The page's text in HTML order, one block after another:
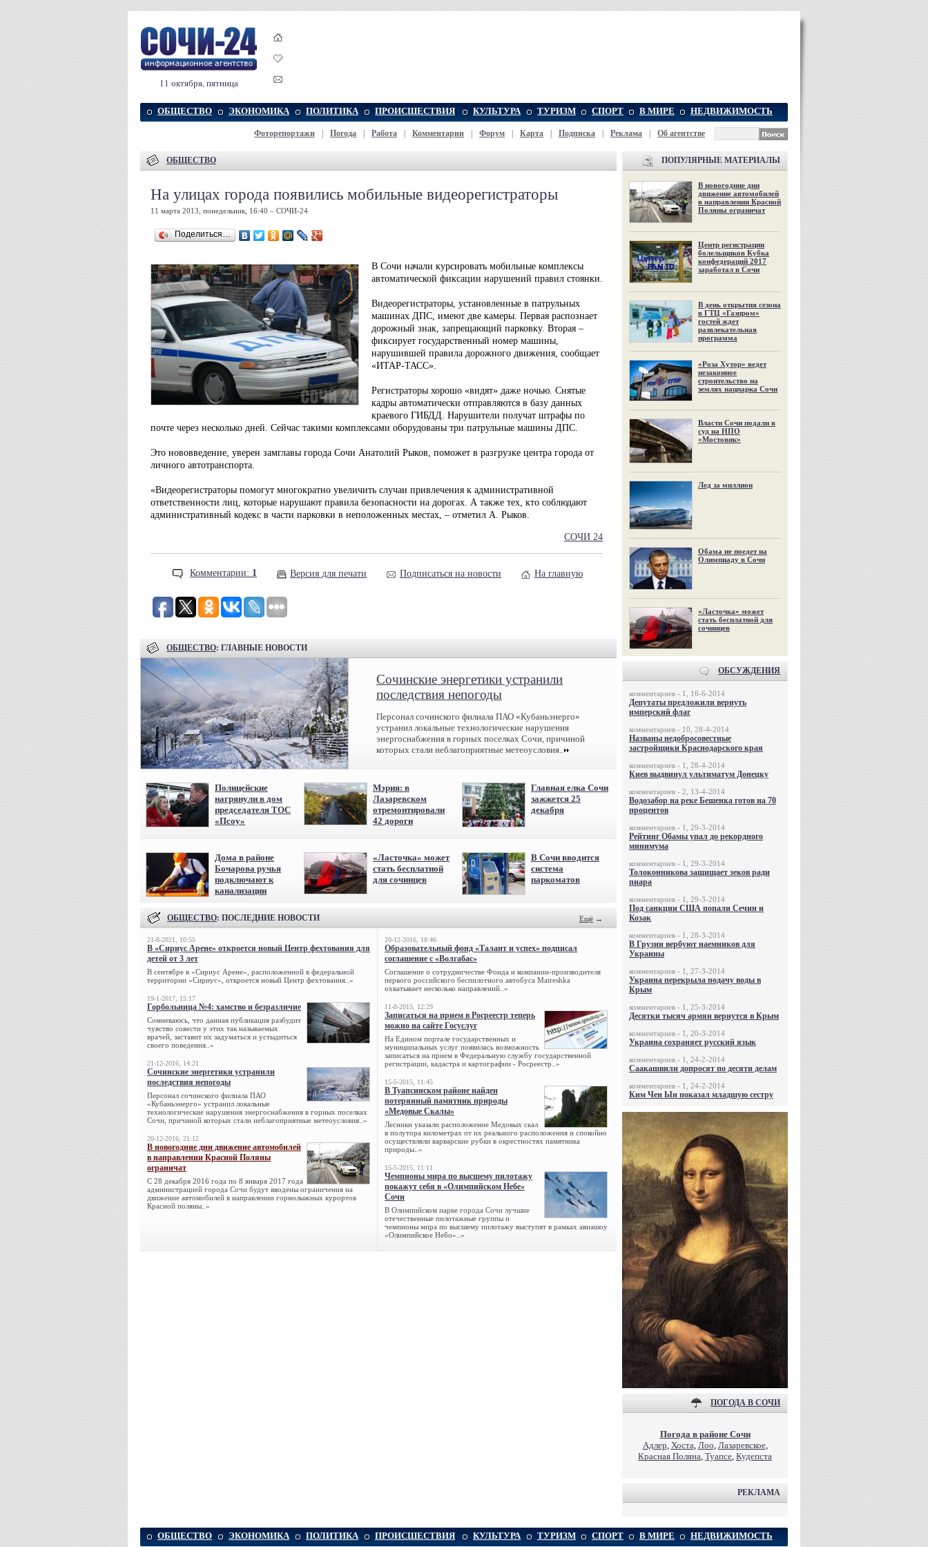
11 октября, пятница
ОБЩЕСТВО ЭКОНОМИКА ПОЛИТИКА ПРОИСШЕСТВИЯ КУЛЬТУРА ТУРИЗМ СПОРТ В МИРЕ НЕДВИЖИМОСТЬ
Фоторепортажи Погода Работа Комментарии Форум Карта Подписка Реклама Об агентстве
ОБЩЕСТВО
На улицах города появились мобильные видеорегистраторы
11 марта 2013, понедельник, 16:40 – СОЧИ-24
Поделиться…
В Сочи начали курсировать мобильные комплексы
автоматической фиксации нарушений правил стоянки.
Видеорегистраторы, установленные в патрульных
машинах ДПС, имеют две камеры. Первая распознает
дорожный знак, запрещающий парковку. Вторая –
фиксирует государственный номер машины,
нарушившей правила дорожного движения, сообщает
«ИТАР-ТАСС».
Регистраторы хорошо «видят» даже ночью. Снятые
кадры автоматически отправляются в базу данных
краевого ГИБДД. Нарушители получат штрафы по
почте через несколько дней. Сейчас такими комплексами оборудованы три патрульные машины ДПС.
Это нововведение, уверен замглавы города Сочи Анатолий Рыков, поможет в разгрузке центра города от
личного автотранспорта.
«Видеорегистраторы помогут многократно увеличить случаи привлечения к административной
ответственности лиц, которые нарушают правила безопасности на дорогах. А также тех, кто соблюдают
административный кодекс в части парковки в неположенных местах, – отметил А. Рыков.
СОЧИ 24
Комментарии: 1 Версия для печати Подписаться на новости На главную
ОБЩЕСТВО: ГЛАВНЫЕ НОВОСТИ
Сочинские энергетики устранили
последствия непогоды
Персонал сочинского филиала ПАО «Кубаньэнерго»
устранил локальные технологические нарушения
энергоснабжения в горных поселках Сочи, при­чиной
которых стали неблагоприятные метеоусловия..
Полицейские
нагрянули в дом
председателя ТОС
«Псоу»
Мэрия: в
Лазаревском
отремонтировали
42 дороги
Главная елка Сочи
зажжется 25
декабря
Дома в районе
Бочарова ручья
подключают к
канализации
«Ласточка» может
стать бесплатной
для сочинцев
В Сочи вводится
система
паркоматов
ОБЩЕСТВО: ПОСЛЕДНИЕ НОВОСТИ Ещё →
21-8-2021, 10:55
В «Сириус Арене» откроется новый Центр фехтования для
детей от 3 лет
В сентябре в «Сириус Арене», расположенной в федеральной
территории «Сириус», откроется новый Центр фехтования..»
19-1-2017, 15:17
Горбольница №4: хамство и безразличие
Сомневаюсь, что данная публикация разбудит
чувство совести у этих так называемых
врачей, заставит их задуматься и устыдиться
своего поведения..»
21-12-2016, 14:21
Сочинские энергетики устранили
последствия непогоды
Персонал сочинского филиала ПАО
«Кубаньэнерго» устранил локальные
технологические нарушения энергоснабжения в горных поселках
Сочи, при­чиной которых стали неблагоприятные метеоусловия..»
20-12-2016, 21:12
В новогодние дни движение автомобилей
в направлении Красной Поляны
ограничат
С 28 декабря 2016 года по 8 января 2017 года
администрацией города Сочи будут вводены ограничения на
движение автомобилей в направлении горнолыжных курортов
Красной поляны..»
20-12-2016, 18:46
Образовательный фонд «Талант и успех» подписал
соглашение с «Волгабас»
Соглашение о сотрудничестве Фонда и компании-производителя
первого российского беспилотного автобуса Matreshka
охватывает несколько направлений..»
11-8-2015, 12:29
Записаться на прием в Росреестр теперь
можно на сайте Госуслуг
На Едином портале государственных и
муниципальных услуг появилась возможность
записаться на прием в Федеральную службу государственной
регистрации, кадастра и картографии - Росреестр..»
15-5-2015, 11:45
В Туапсинском районе найден
потерянный памятник природы
«Медовые Скалы»
Лесники указали расположение Медовых скал
в полутора километрах от их реального расположения и спокойно
осуществляли варварские рубки в окрестностях памятника
природы..»
15-5-2015, 11:11
Чемпионы мира по высшему пилотажу
покажут себя в «Олимпийском Небе»
Сочи
В Олимпийском парке города Сочи лучшие
отечественные пилотажные группы и
чемпионы мира по высшему пилотажу выступят в рамках авиашоу
«Олимпийское Небо»..»
ПОПУЛЯРНЫЕ МАТЕРИАЛЫ
В новогодние дни
движение автомобилей
в направлении Красной
Поляны ограничат
Центр регистрации
болельщиков Кубка
конфедераций 2017
заработал в Сочи
В день открытия сезона
в ГТЦ «Газпром»
гостей ждет
развлекательная
программа
«Роза Хутор» ведет
незаконное
строительство на
землях нацпарка Сочи
Власти Сочи подали в
суд на НПО
«Мостовик»
Лед за миллион
Обама не поедет на
Олимпиаду в Сочи
«Ласточка» может
стать бесплатной для
сочинцев
ОБСУЖДЕНИЯ
комментариев - 1, 16-6-2014
Депутаты предложили вернуть
имперский флаг
комментариев - 10, 28-4-2014
Названы недобросовестные
застройщики Краснодарского края
комментариев - 1, 28-4-2014
Киев выдвинул ультиматум Донецку
комментариев - 2, 13-4-2014
Водозабор на реке Бешенка готов на 70
процентов
комментариев - 1, 29-3-2014
Рейтинг Обамы упал до рекордного
минимума
комментариев - 1, 29-3-2014
Толоконникова защищает зеков ради
пиара
комментариев - 1, 29-3-2014
Под санкции США попали Сечин и
Козак
комментариев - 1, 28-3-2014
В Грузии вербуют наемников для
Украины
комментариев - 1, 27-3-2014
Украина перекрыла подачу воды в
Крым
комментариев - 1, 25-3-2014
Десятки тысяч армян вернутся в Крым
комментариев - 1, 20-3-2014
Украина сохраняет русский язык
комментариев - 1, 24-2-2014
Саакашвили допросят по десяти делам
комментариев - 1, 24-2-2014
Ким Чен Ын показал младшую сестру
ПОГОДА В СОЧИ
Погода в районе Сочи
Адлер, Хоста, Лоо, Лазаревское,
Красная Поляна, Туапсе, Кудепста
РЕКЛАМА
ОБЩЕСТВО ЭКОНОМИКА ПОЛИТИКА ПРОИСШЕСТВИЯ КУЛЬТУРА ТУРИЗМ СПОРТ В МИРЕ НЕДВИЖИМОСТЬ